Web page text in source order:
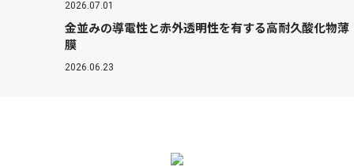
2026.07.01
金並みの導電性と赤外透明性を有する高耐久酸化物薄
膜
2026.06.23